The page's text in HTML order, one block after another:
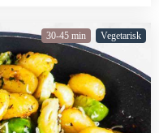
30-45 min Vegetarisk